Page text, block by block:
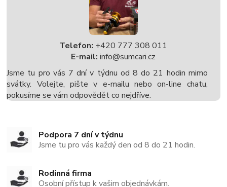
Telefon: +420 777 308 011
E-mail: info@sumcari.cz
Jsme tu pro vás 7 dní v týdnu od 8 do 21 hodin mimo
svátky. Volejte, pište v e-mailu nebo on-line chatu,
pokusíme se vám odpovědět co nejdříve.
Podpora 7 dní v týdnu
Jsme tu pro vás každý den od 8 do 21 hodin.
Rodinná firma
Osobní přístup k vašim objednávkám.